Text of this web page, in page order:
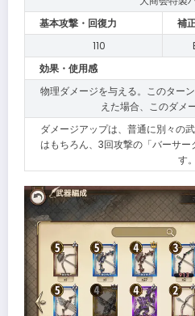
基本攻撃・回復力
補
110
効果・使用感
物理ダメージを与える。このター
えた場合、このダメ
ダメージアップは、普通に別々の
はもちろん、3回攻撃の「バーサ
す。